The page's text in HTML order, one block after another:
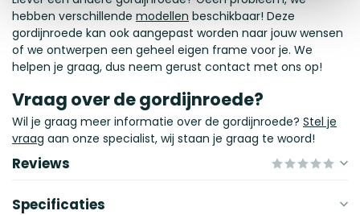
hebben verschillende modellen beschikbaar! Deze
gordijnroede kan ook aangepast worden naar jouw wensen
of we ontwerpen een geheel eigen frame voor je. We
helpen je graag, dus neem gerust contact met ons op!
Vraag over de gordijnroede?
Wil je graag meer informatie over de gordijnroede? Stel je
vraag aan onze specialist, wij staan je graag te woord!
Reviews
Specificaties